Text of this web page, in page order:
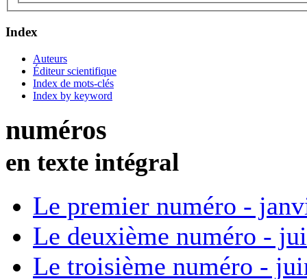
Index
Auteurs
Éditeur scientifique
Index de mots-clés
Index by keyword
numéros
en texte intégral
Le premier numéro -
Le deuxième numéro -
Le troisième numéro -